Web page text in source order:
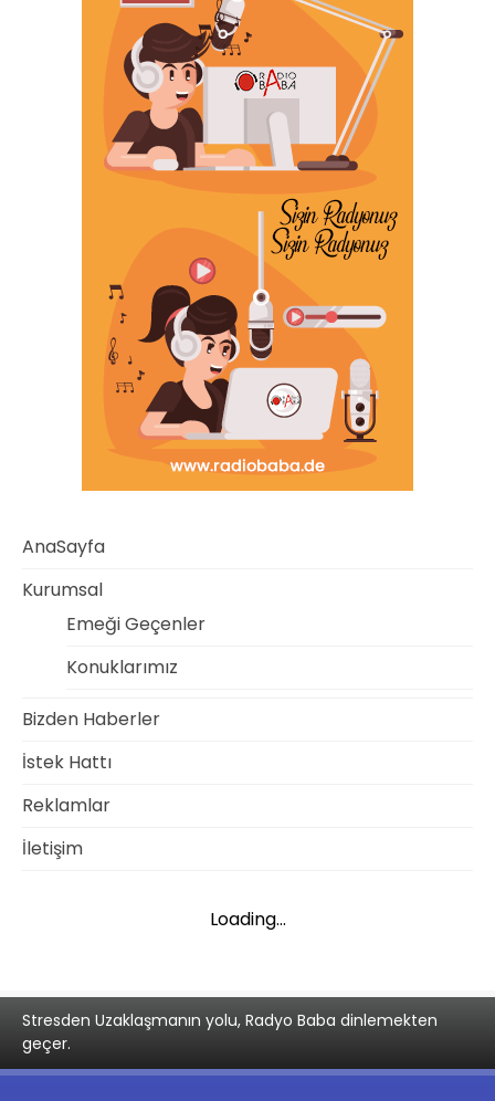
AnaSayfa
Kurumsal
Emeği Geçenler
Konuklarımız
Bizden Haberler
İstek Hattı
Reklamlar
İletişim
Loading...
Stresden Uzaklaşmanın yolu, Radyo Baba dinlemekten
geçer.